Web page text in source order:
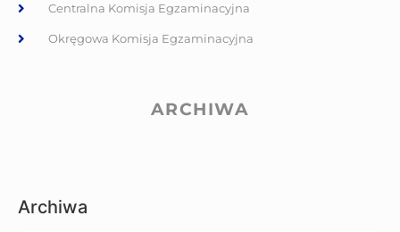
Centralna Komisja Egzaminacyjna
Okręgowa Komisja Egzaminacyjna
ARCHIWA
Archiwa